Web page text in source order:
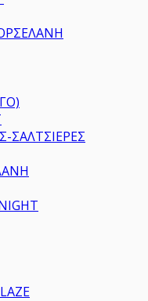
ΣΑΛΤΣΙΕΡΕΣ